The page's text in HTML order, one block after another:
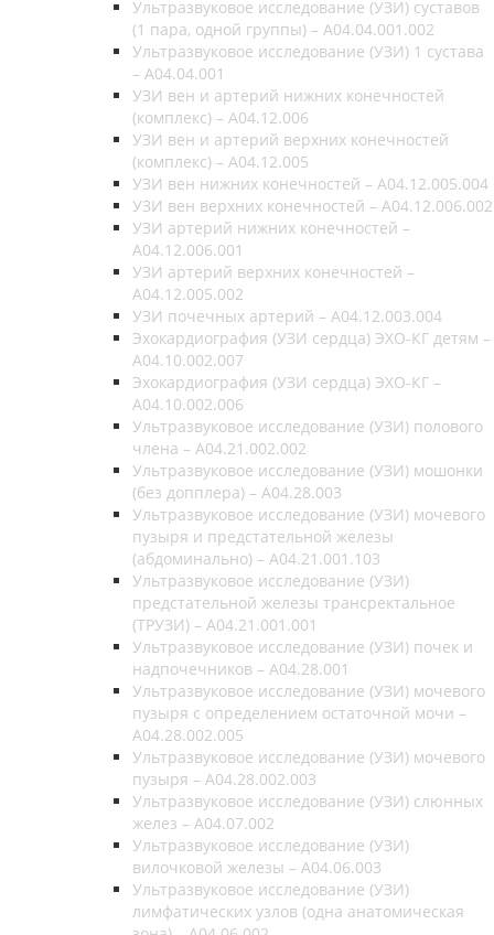
Ультразвуковое исследование (УЗИ) суставов
(1 пара, одной группы) – A04.04.001.002
Ультразвуковое исследование (УЗИ) 1 сустава
– A04.04.001
УЗИ вен и артерий нижних конечностей
(комплекс) – A04.12.006
УЗИ вен и артерий верхних конечностей
(комплекс) – A04.12.005
УЗИ вен нижних конечностей – A04.12.005.004
УЗИ вен верхних конечностей – A04.12.006.002
УЗИ артерий нижних конечностей –
A04.12.006.001
УЗИ артерий верхних конечностей –
A04.12.005.002
УЗИ почечных артерий – A04.12.003.004
Эхокардиография (УЗИ сердца) ЭХО-КГ детям –
A04.10.002.007
Эхокардиография (УЗИ сердца) ЭХО-КГ –
A04.10.002.006
Ультразвуковое исследование (УЗИ) полового
члена – A04.21.002.002
Ультразвуковое исследование (УЗИ) мошонки
(без допплера) – A04.28.003
Ультразвуковое исследование (УЗИ) мочевого
пузыря и предстательной железы
(абдоминально) – A04.21.001.103
Ультразвуковое исследование (УЗИ)
предстательной железы трансректальное
(ТРУЗИ) – A04.21.001.001
Ультразвуковое исследование (УЗИ) почек и
надпочечников – A04.28.001
Ультразвуковое исследование (УЗИ) мочевого
пузыря с определением остаточной мочи –
A04.28.002.005
Ультразвуковое исследование (УЗИ) мочевого
пузыря – A04.28.002.003
Ультразвуковое исследование (УЗИ) слюнных
желез – A04.07.002
Ультразвуковое исследование (УЗИ)
вилочковой железы – A04.06.003
Ультразвуковое исследование (УЗИ)
лимфатических узлов (одна анатомическая